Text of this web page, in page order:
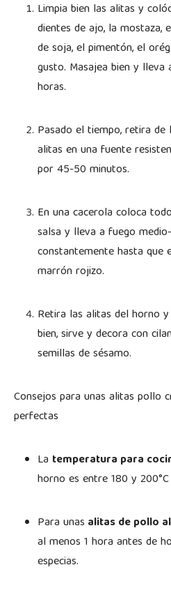
Limpia bien las alitas y
dientes de ajo, la mostaza,
de soja, el pimentón, el
gusto. Masajea bien y
horas.
Pasado el tiempo, retira
alitas en una fuente
por 45-50 minutos.
En una cacerola coloca
salsa y lleva a fuego
constantemente hasta que
marrón rojizo.
Retira las alitas del horno
bien, sirve y decora con
semillas de sésamo.
Consejos para unas alitas pollo
perfectas
La temperatura para
horno es entre 180 y
Para unas alitas de pollo
al menos 1 hora antes de
especias.